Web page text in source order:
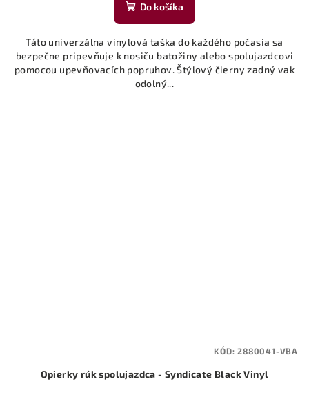
Do košíka
Táto univerzálna vinylová taška do každého počasia sa
bezpečne pripevňuje k nosiču batožiny alebo spolujazdcovi
pomocou upevňovacích popruhov. Štýlový čierny zadný vak
odolný...
Opierky rúk spolujazdca - Syndicate Black Vinyl
KÓD:2880041-VBA